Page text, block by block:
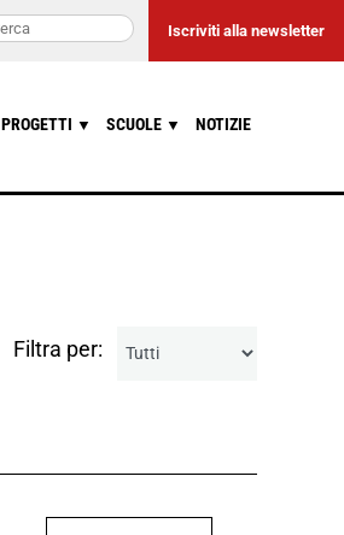
Iscriviti alla newsletter
PROGETTI ▼ SCUOLE ▼ NOTIZIE
Filtra per: